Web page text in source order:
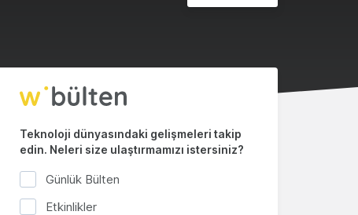
Teknoloji dünyasındaki gelişmeleri takip
edin. Neleri size ulaştırmamızı istersiniz?
Günlük Bülten
Etkinlikler